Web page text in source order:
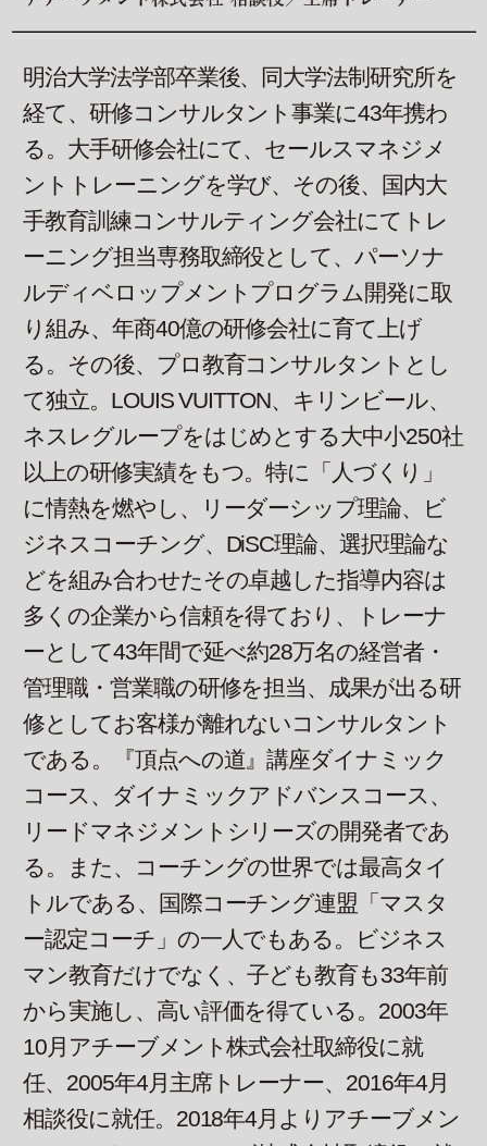
明治大学法学部卒業後、同大学法制研究所を
経て、研修コンサルタント事業に43年携わ
る。大手研修会社にて、セールスマネジメ
ントトレーニングを学び、その後、国内大
手教育訓練コンサルティング会社にてトレ
ーニング担当専務取締役として、パーソナ
ルディベロップメントプログラム開発に取
り組み、年商40億の研修会社に育て上げ
る。その後、プロ教育コンサルタントとし
て独立。LOUIS VUITTON、キリンビール、
ネスレグループをはじめとする大中小250社
以上の研修実績をもつ。特に「人づくり」
に情熱を燃やし、リーダーシップ理論、ビ
ジネスコーチング、DiSC理論、選択理論な
どを組み合わせたその卓越した指導内容は
多くの企業から信頼を得ており、トレーナ
ーとして43年間で延べ約28万名の経営者・
管理職・営業職の研修を担当、成果が出る研
修としてお客様が離れないコンサルタント
である。『頂点への道』講座ダイナミック
コース、ダイナミックアドバンスコース、
リードマネジメントシリーズの開発者であ
る。また、コーチングの世界では最高タイ
トルである、国際コーチング連盟「マスタ
ー認定コーチ」の一人でもある。ビジネス
マン教育だけでなく、子ども教育も33年前
から実施し、高い評価を得ている。2003年
10月アチーブメント株式会社取締役に就
任、2005年4月主席トレーナー、2016年4月
相談役に就任。2018年4月よりアチーブメン